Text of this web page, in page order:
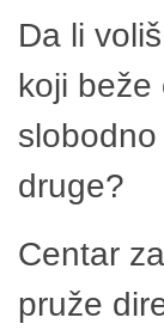
Da li
koji beže
druge?
Centar
pruže